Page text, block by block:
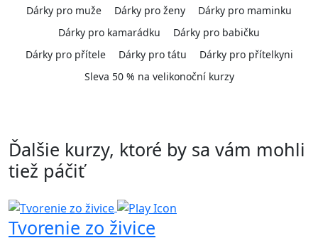
Dárky pro muže Dárky pro ženy
Dárky pro maminku
Dárky pro kamarádku
Dárky pro babičku
Dárky pro přítele
Dárky pro tátu
Dárky pro přítelkyni
Sleva 50 % na velikonoční kurzy
Ďalšie kurzy, ktoré by sa vám mohli
tiež páčiť
Tvorenie zo živice